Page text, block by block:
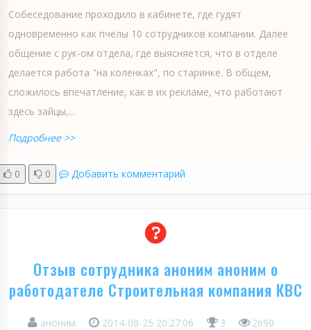
Собеседование проходило в кабинете, где гудят
одновременно как пчелы 10 сотрудников компании. Далее
общение с рук-ом отдела, где выясняется, что в отделе
делается работа "на коленках", по старинке. В общем,
сложилось впечатление, как в их рекламе, что работают
здесь зайцы,...
Подробнее >>
0 0 Добавить комментарий
Отзыв сотрудника аноним аноним о
работодателе Строительная компания КВС
аноним 2014-08-25 20:27:06 3 2690